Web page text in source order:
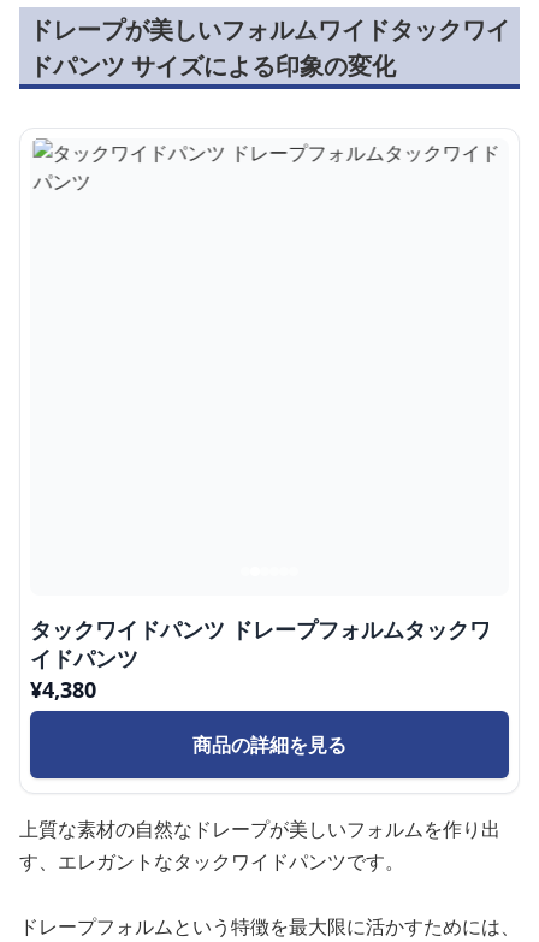
ドレープが美しいフォルムワイドタックワイ
ドパンツ サイズによる印象の変化
タックワイドパンツ ドレープフォルムタックワ
イドパンツ
¥4,380
商品の詳細を見る
上質な素材の自然なドレープが美しいフォルムを作り出
す、エレガントなタックワイドパンツです。
ドレープフォルムという特徴を最大限に活かすためには、